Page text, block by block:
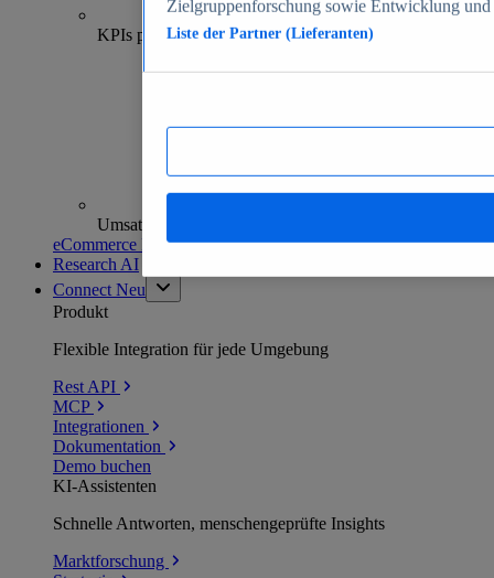
70+
KPIs pro Shop
Umsatzanalysen und -prognosen
eCommerce Insights entdecken
Research AI
Connect Neu
Produkt
Flexible Integration für jede Umgebung
Rest API
MCP
Integrationen
Dokumentation
Demo buchen
KI-Assistenten
Schnelle Antworten, menschengeprüfte Insights
Marktforschung
Zielgruppenforschung sowie Entwicklung
Liste der Partner (Lieferanten)